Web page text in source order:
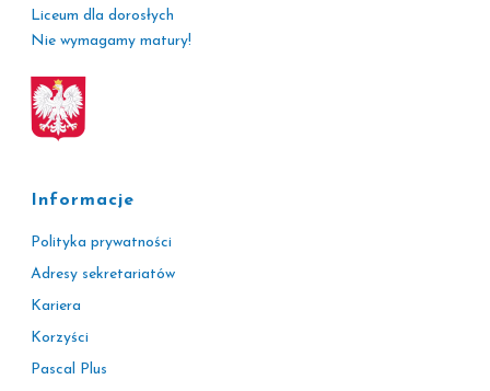
Liceum dla dorosłych
Nie wymagamy matury!
Informacje
Polityka prywatności
Adresy sekretariatów
Kariera
Korzyści
Pascal Plus